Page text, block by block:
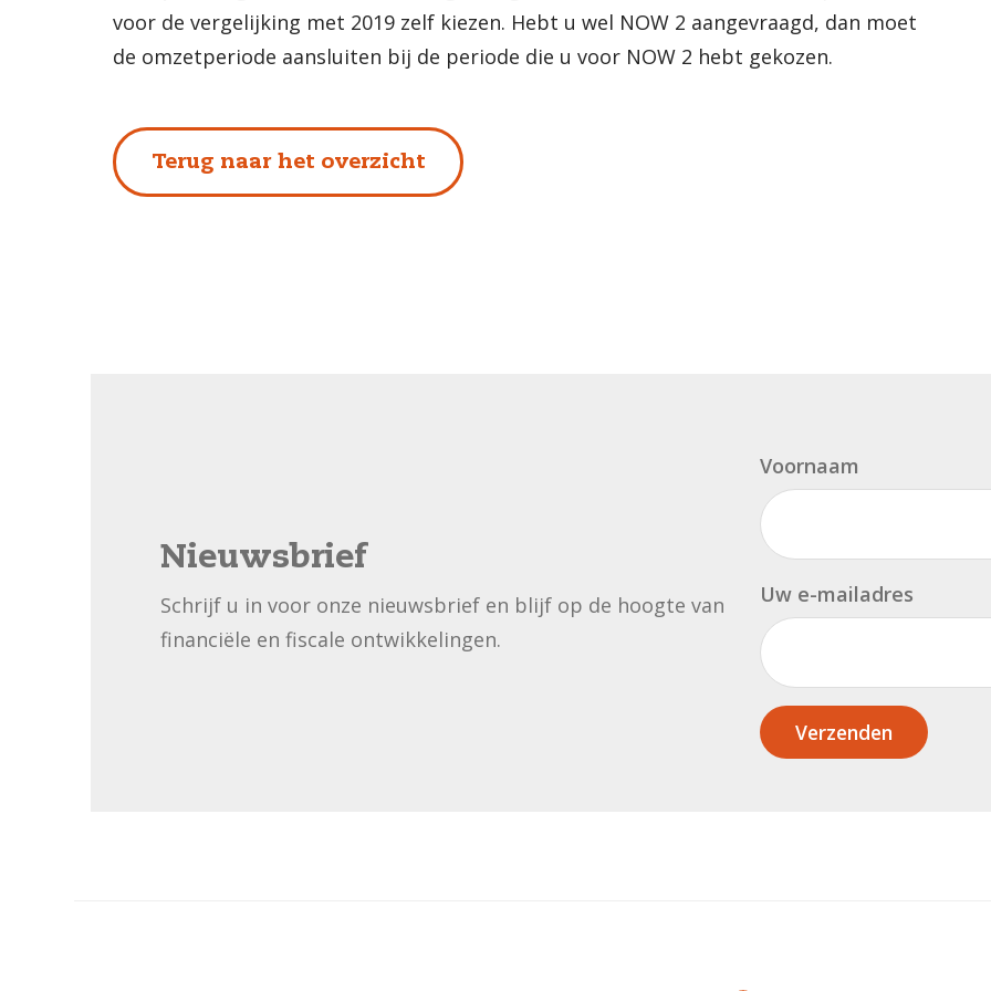
voor de vergelijking met 2019 zelf kiezen. Hebt u wel NOW 2 aangevraagd, dan moet
de omzetperiode aansluiten bij de periode die u voor NOW 2 hebt gekozen.
Terug naar het overzicht
Nieuwsbrief
Schrijf u in voor onze nieuwsbrief en blijf op de hoogte van
financiële en fiscale ontwikkelingen.
Voornaam
Uw e-mailadres
Verzenden